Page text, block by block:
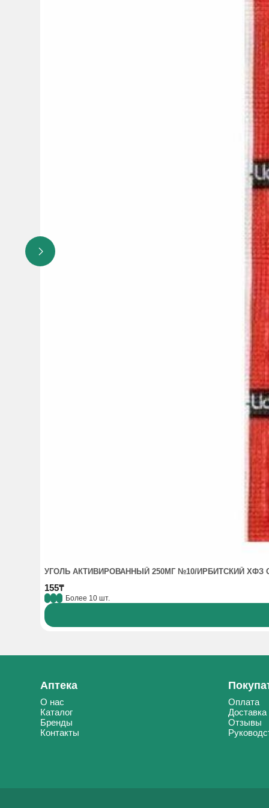
АЛКОСОН НЕ ДОЛЖЕН
Следует предупреждать больных об опасности
дисульфирамом во время приёма спиртных напитков, в
препаратах (в частности, в растворах для
применением препарата и алкоголя, могут проявиться
УГОЛЬ АКТИВИРОВАННЫЙ 250МГ №10/ИРБИТСКИЙ ХФЗ
155₸
Более 10 шт.
Аптека
О нас
Каталог
Бренды
Контакты
Оплата
Доставка
Отзывы